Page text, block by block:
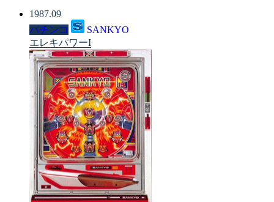
1987.09
パチンコ
SANKYO
エレキパワーI